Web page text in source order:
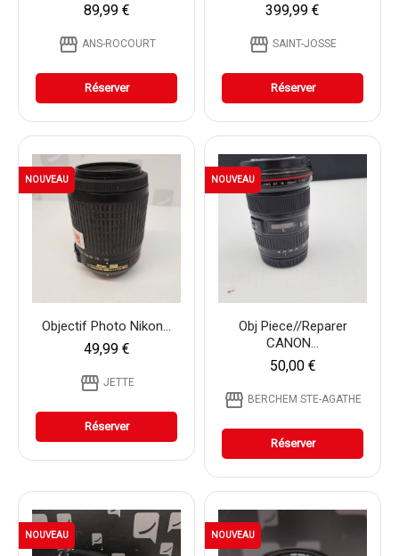
89,99 €
storefront ANS-ROCOURT
Réserver
399,99 €
storefront SAINT-JOSSE
Réserver
Objectif Photo Nikon...
49,99 €
storefront JETTE
Réserver
NOUVEAU
Obj Piece//reparer
CANON...
50,00 €
storefront BERCHEM STE-AGATHE
Réserver
NOUVEAU
NOUVEAU NOUVEAU